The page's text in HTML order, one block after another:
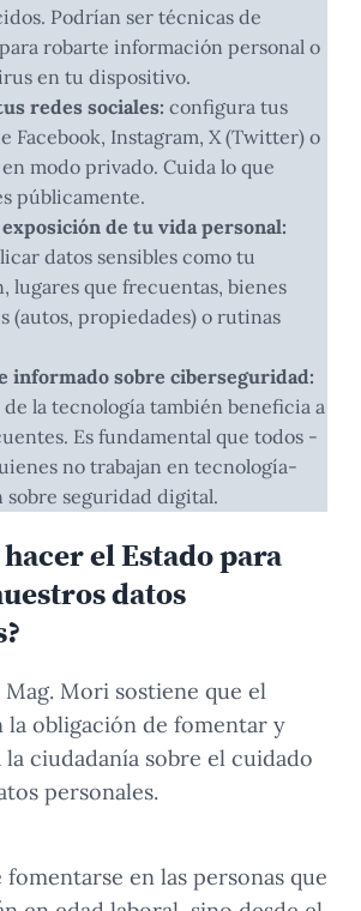
Podrían ser técnicas de
para robarte información personal o
en tu dispositivo.
redes sociales: configura tus
Facebook, Instagram, X (Twitter) o
modo privado. Cuida lo que
públicamente.
de tu vida personal:
datos sensibles como tu
lugares que frecuentas, bienes
(autos, propiedades) o rutinas
informado sobre ciberseguridad:
de la tecnología también beneficia a
Es fundamental que todos -
no trabajan en tecnología-
sobre seguridad digital.
hacer el Estado para
datos
Mori sostiene que el
la obligación de fomentar y
ciudadanía sobre el cuidado
personales.
en las personas que